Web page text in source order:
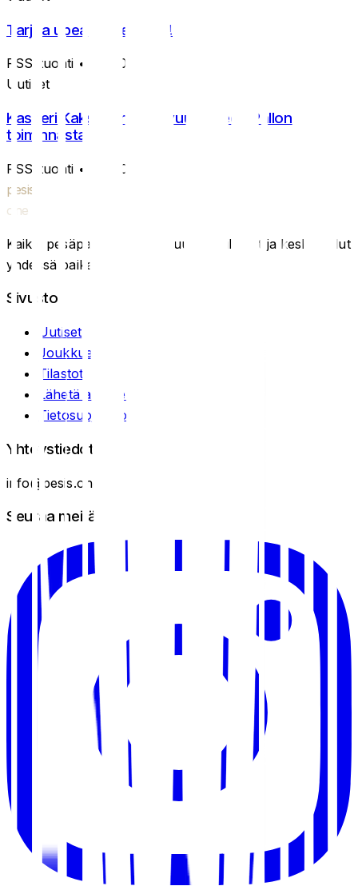
Tarjoa upea aitioelämys!
RSS-tuonti • 5.8.2026
Uutiset
Kasperi Kaksonen jää sivuun Kiteen Pallon
toiminnasta
RSS-tuonti • 4.8.2026
pesis
one
Kaikki pesäpalloon liittyvät uutiset, tilastot ja keskustelut
yhdessä paikassa.
Sivusto
Uutiset
Joukkueet
Tilastot
Lähetä artikkeli
Tietosuojaseloste
Yhteystiedot
info@pesis.one
Seuraa meitä